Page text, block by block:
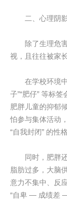
二、心理阴影
除了生理危害
视，且往往被家
在学校环境中
子”“肥仔” 等标
肥胖儿童的抑郁
怕参与集体活动
“自我封闭” 的性格
同时，肥胖还
脂肪过多，大脑
意力不集中、反
“自卑 — 成绩差 —